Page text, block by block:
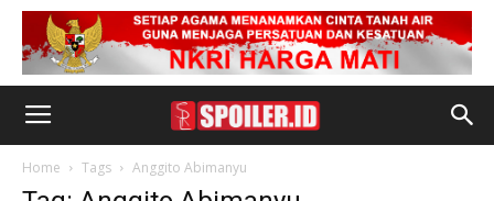
Home Tags Anggito Abimanyu